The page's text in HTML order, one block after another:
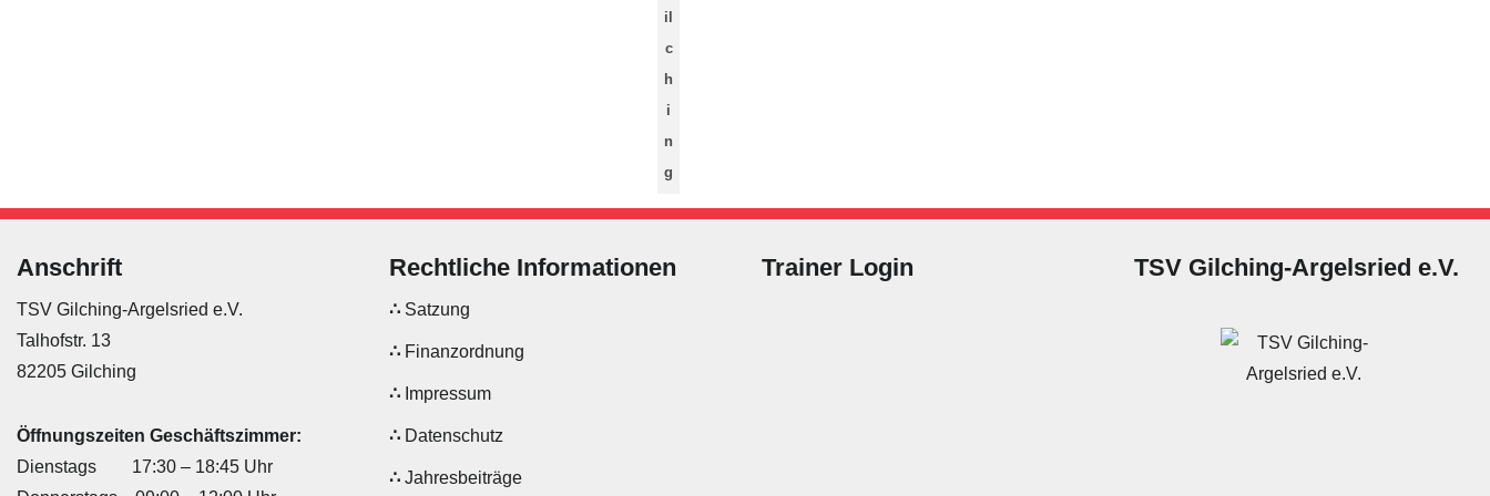
il
c
h
i
n
g
Anschrift
TSV Gilching-Argelsried e.V.
Talhofstr. 13
82205 Gilching
Öffnungszeiten Geschäftszimmer:
Dienstags 17:30 – 18:45 Uhr
Rechtliche Informationen
Satzung
Finanzordnung
Impressum
Datenschutz
Jahresbeiträge
Trainer Login TSV Gilching-Argelsried e.V.